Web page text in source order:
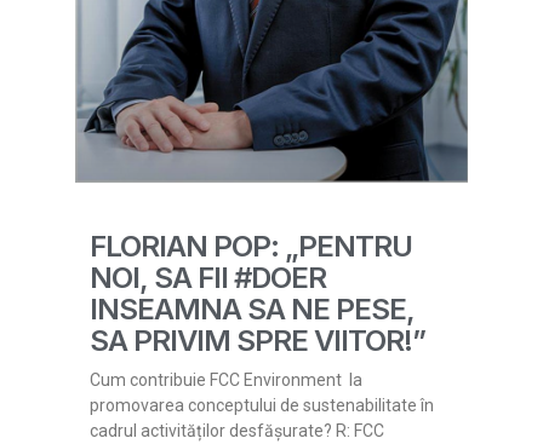
FLORIAN POP: „PENTRU
NOI, SA FII #DOER
INSEAMNA SA NE PESE,
SA PRIVIM SPRE VIITOR!”
Cum contribuie FCC Environment la
promovarea conceptului de sustenabilitate în
cadrul activităților desfășurate? R: FCC